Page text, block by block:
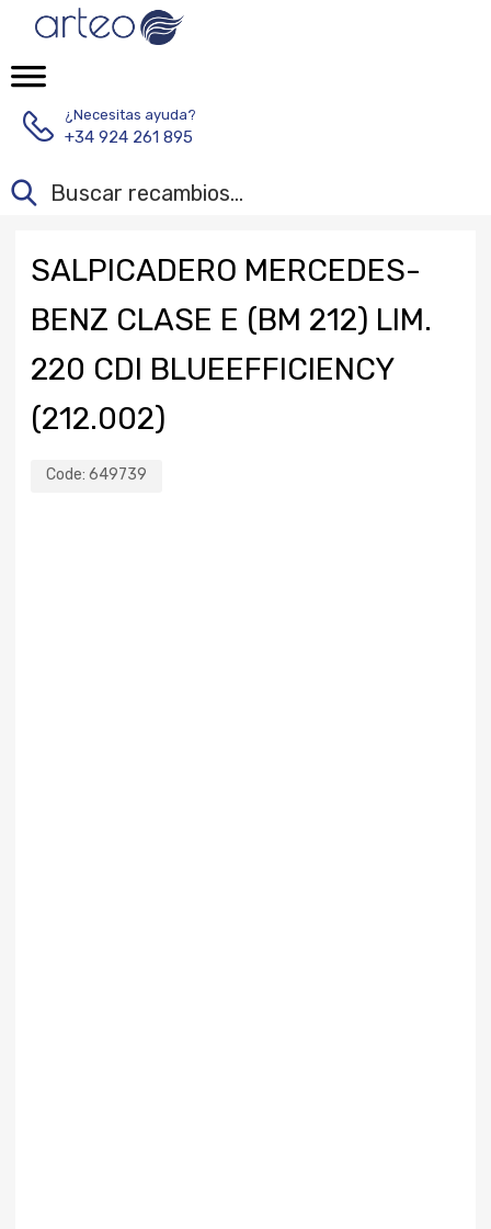
¿Necesitas ayuda?
+34 924 261 895
SALPICADERO MERCEDES-
BENZ CLASE E (BM 212) LIM.
220 CDI BLUEEFFICIENCY
(212.002)
Code: 649739